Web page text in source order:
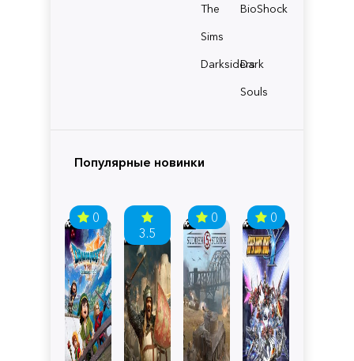
The
Sims
BioShock
Darksiders
Dark
Souls
Популярные новинки
0
3.5
0 0